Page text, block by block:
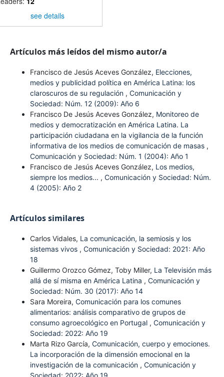
see details
Artículos más leídos del mismo autor/a
Francisco de Jesús Aceves González, Elecciones,
medios y publicidad política en América Latina: los
claroscuros de su regulación , Comunicación y
Sociedad: Núm. 12 (2009): Año 6
Francisco De Jesús Aceves González, Monitoreo de
medios y democratización en América Latina. La
participación ciudadana en la vigilancia de la función
informativa de los medios de comunicación de masas ,
Comunicación y Sociedad: Núm. 1 (2004): Año 1
Francisco de Jesús Aceves González, Los medios,
siempre los medios... , Comunicación y Sociedad: Núm.
4 (2005): Año 2
Artículos similares
Carlos Vidales, La comunicación, la semiosis y los
sistemas vivos , Comunicación y Sociedad: 2021: Año
18
Guillermo Orozco Gómez, Toby Miller, La Televisión más
allá de sí misma en América Latina , Comunicación y
Sociedad: Núm. 30 (2017): Año 14
Sara Moreira, Comunicación para los comunes
alimentarios: análisis comparativo de grupos de
consumo agroecológico en Portugal , Comunicación y
Sociedad: 2022: Año 19
Marta Rizo García, Comunicación, cuerpo y emociones.
La incorporación de la dimensión emocional en la
investigación de la comunicación , Comunicación y